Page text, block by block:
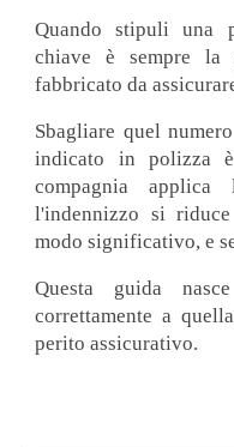
Quando stipuli una
chiave è sempre
fabbricato da
Sbagliare quel
indicato in polizza
compagnia
l'indennizzo si
modo significativo, e
Questa guida
correttamente a
perito assicurativo.